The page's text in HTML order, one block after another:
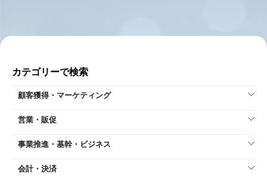
カテゴリーで検索
顧客獲得・マーケティング
営業・販促
事業推進・基幹・ビジネス
会計・決済